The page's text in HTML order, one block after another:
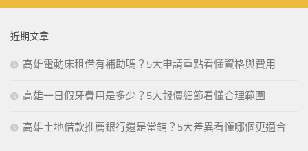
近期文章
高雄電動床租借有補助嗎？5大申請重點看懂資格與費用
高雄一日假牙費用是多少？5大報價細節看懂合理範圍
高雄土地借款推薦銀行還是當鋪？5大差異看懂哪個更適合